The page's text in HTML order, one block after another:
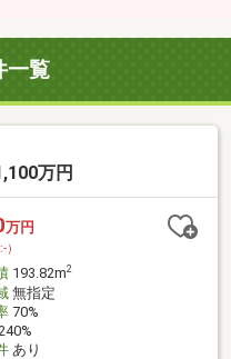
一覧
万円
万円
193.82m2
無指定
70%
あり